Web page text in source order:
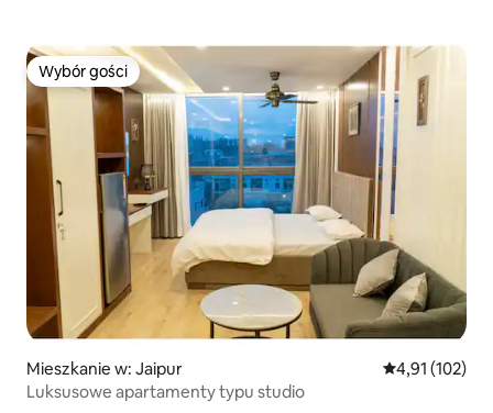
Wybór gości
Wybór gości
Mieszkanie w: Jaipur Średnia
4,91 (102)
Luksusowe apartamenty typu studio